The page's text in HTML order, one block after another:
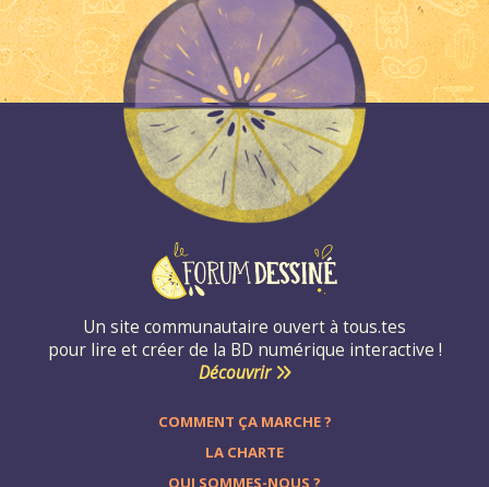
Un site communautaire ouvert à tous.tes
pour lire et créer de la BD numérique interactive !
Découvrir
COMMENT ÇA MARCHE ?
LA CHARTE
QUI SOMMES-NOUS ?